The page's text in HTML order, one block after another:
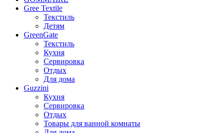
Gree Textile
Текстиль
Детям
GreenGate
Текстиль
Кухня
Сервировка
Отдых
Для дома
Guzzini
Кухня
Сервировка
Отдых
Товары для ванной комнаты